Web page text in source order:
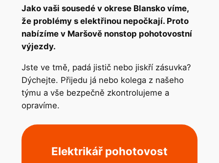
Jako vaši sousedé v okrese Blansko víme,
že problémy s elektřinou nepočkají. Proto
nabízíme v Maršově nonstop pohotovostní
výjezdy.
Jste ve tmě, padá jistič nebo jiskří zásuvka?
Dýchejte. Přijedu já nebo kolega z našeho
týmu a vše bezpečně zkontrolujeme a
opravíme.
Elektrikář pohotovost